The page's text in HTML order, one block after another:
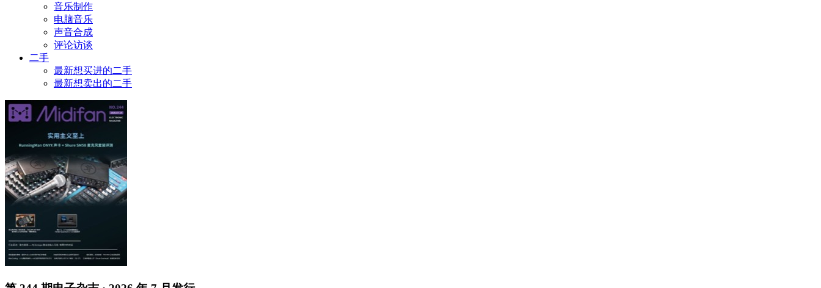
音乐制作
电脑音乐
声音合成
评论访谈
二手
最新想买进的二手
最新想卖出的二手